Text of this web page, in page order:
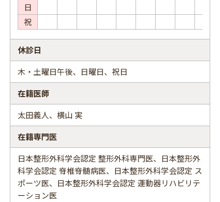
日
祝
休診日
木・土曜日午後、日曜日、祝日
在籍医師
太田義人、横山 実
在籍専門医
日本整形外科学会認定 整形外科専門医、日本整形外
科学会認定 脊椎脊髄病医、日本整形外科学会認定 ス
ポーツ医、日本整形外科学会認定 運動器リハビリテ
ーション医